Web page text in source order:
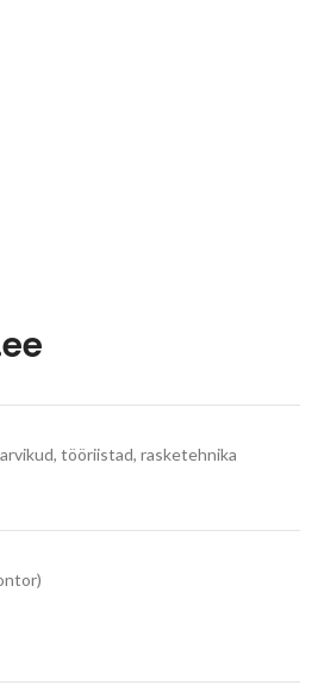
tööriistad, rasketehnika